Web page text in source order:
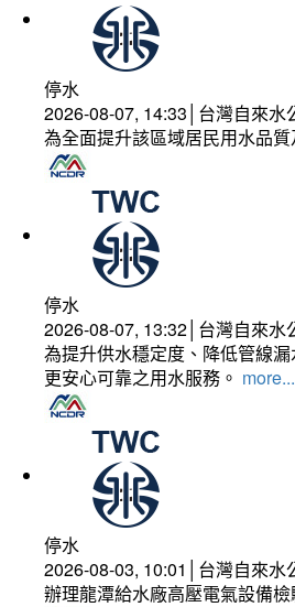
停水
2026-08-07, 14:33│台灣自來水
為全面提升該區域居民用水品
停水
2026-08-07, 13:32│台灣自來水
為提升供水穩定度、降低管線
更安心可靠之用水服務。 more...
停水
2026-08-03, 10:01│台灣自來水
辦理龍潭給水廠高壓電氣設備